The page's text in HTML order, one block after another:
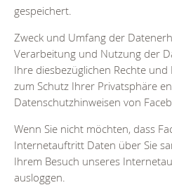
gespeichert.
Zweck und Umfang der
Verarbeitung und Nutzung der
Ihre diesbezüglichen Rechte
zum Schutz Ihrer Privatsphäre
Datenschutzhinweisen von
Wenn Sie nicht möchten, dass
Internetauftritt Daten über Sie
Ihrem Besuch unseres
ausloggen.